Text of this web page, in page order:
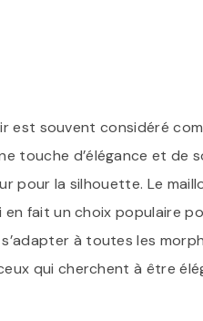
est souvent considéré
touche d’élégance et de
pour la silhouette. Le
fait un choix populaire
à toutes les
qui cherchent à être